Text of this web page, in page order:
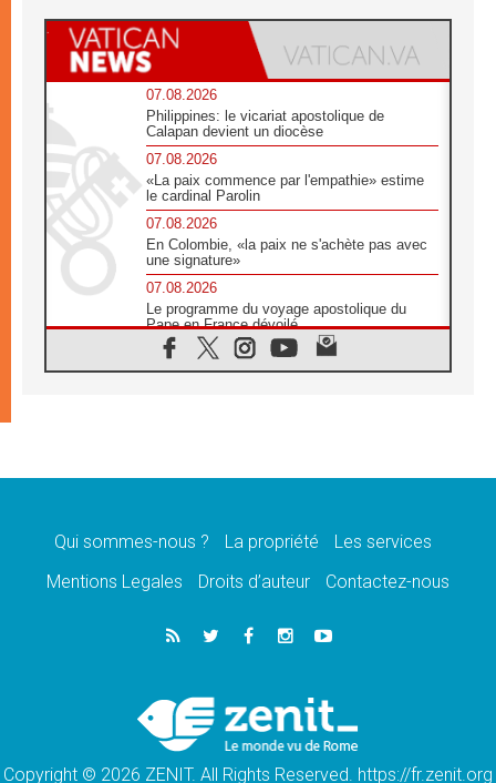
07.08.2026
Philippines: le vicariat apostolique de
Calapan devient un diocèse
07.08.2026
«La paix commence par l'empathie» estime
le cardinal Parolin
07.08.2026
En Colombie, «la paix ne s'achète pas avec
une signature»
07.08.2026
Le programme du voyage apostolique du
Pape en France dévoilé
07.08.2026
1ère Conférence continentale sur l'éducation
07.08.2026
07.08.2026
lancement des «dix jours de prière pour la
06.08.2026
Préparatifs des JMJ 2027 à Séoul: «c'est
Chrétiens et confucéens: respect et sagesse
pour relever les «défis urgents»
Qui sommes-nous ? La propriété
Les services
Mentions Legales
Droits d’auteur Contactez-nous
Copyright © 2026 ZENIT. All Rights Reserved. https://fr.zenit.org